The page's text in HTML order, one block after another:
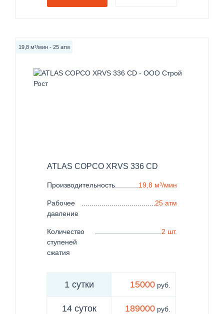
19,8 м³/мин - 25 атм
ATLAS COPCO XRVS 336 CD
Производительность 19,8 м³/мин
Рабочее
давление
25 атм
Количество
ступеней
сжатия
2 шт.
1 сутки 15000 руб.
14 суток 189000 руб.